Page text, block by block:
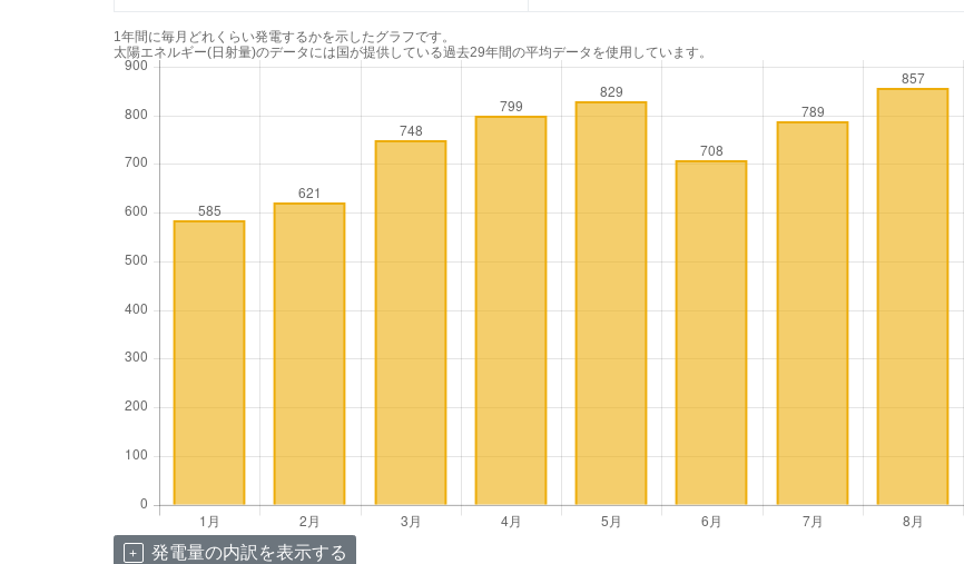
1年間に毎月どれくらい発電するかを示したグラフです。
太陽エネルギー(日射量)のデータには国が提供している過去29年間の平均データを使用しています。
発電量の内訳を表示する